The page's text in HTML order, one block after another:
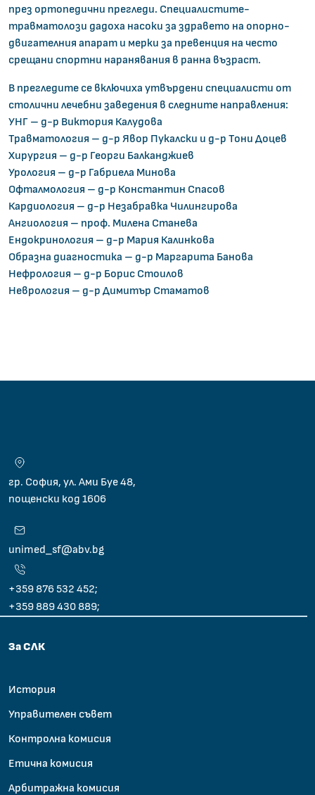
през ортопедични прегледи. Специалистите-
травматолози дадоха насоки за здравето на опорно-
двигателния апарат и мерки за превенция на често
срещани спортни наранявания в ранна възраст.
В прегледите се включиха утвърдени специалисти от
столични лечебни заведения в следните направления:
УНГ – д-р Виктория Калудова
Травматология – д-р Явор Пукалски и д-р Тони Доцев
Хирургия – д-р Георги Балканджиев
Урология – д-р Габриела Минова
Офталмология – д-р Константин Спасов
Кардиология – д-р Незабравка Чилингирова
Ангиология – проф. Милена Станева
Ендокринология – д-р Мария Калинкова
Образна диагностика – д-р Маргарита Банова
Нефрология – д-р Борис Стоилов
Неврология – д-р Димитър Стаматов
гр. София, ул. Ами Буе 48,
пощенски код 1606
unimed_sf@abv.bg
+359 876 532 452;
+359 889 430 889;
За СЛК
История
Управителен съвет
Контролна комисия
Етична комисия
Арбитражна комисия